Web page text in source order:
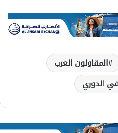
المقاولون العرب
في الدوري